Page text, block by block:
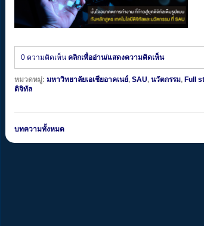
0 ความคิดเห็น คลิกเพื่ออ่าน/แสดงความคิดเห็น
หมวดหมู่: มหาวิทยาลัยเอเชียอาคเนย์, SAU, นวัตกรรม, Full
ดิจิทัล
บทความทั้งหมด